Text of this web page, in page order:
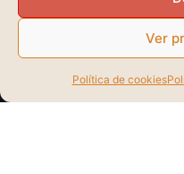
Ver
Política de cookies